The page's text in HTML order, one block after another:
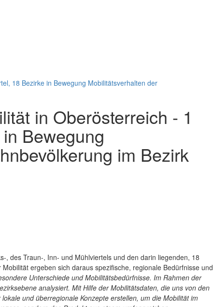
18 Bezirke in Bewegung Mobilitätsverhalten der
in Oberösterreich - 1
Bewegung
im Bezirk
, des Traun-, Inn- und Mühlviertels und den darin liegenden, 18
ergeben sich daraus spezifische, regionale Bedürfnisse und
Unterschiede und Mobilitätsbedürfnisse. Im Rahmen der
analysiert. Mit Hilfe der Mobilitätsdaten, die uns von den
und überregionale Konzepte erstellen, um die Mobilität im